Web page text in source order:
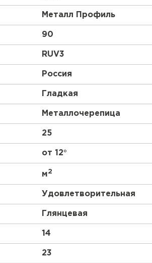
Металл Профиль
90
RUV3
Россия
Гладкая
Металлочерепица
25
от 12°
м2
Удовлетворительная
Глянцевая
14
23